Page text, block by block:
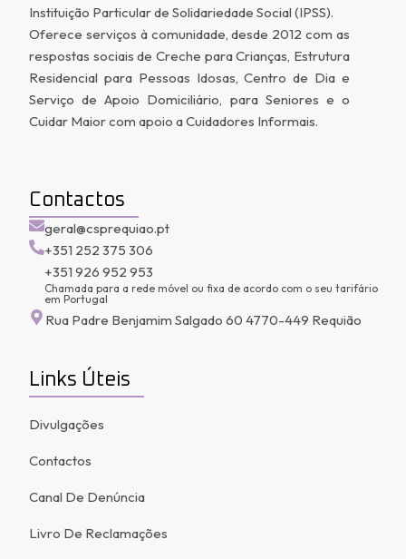
Instituição Particular de Solidariedade Social (IPSS).
Oferece serviços à comunidade, desde 2012 com as
respostas sociais de Creche para Crianças, Estrutura
Residencial para Pessoas Idosas, Centro de Dia e
Serviço de Apoio Domiciliário, para Seniores e o
Cuidar Maior com apoio a Cuidadores Informais.
Contactos
geral@csprequiao.pt
+351 252 375 306
+351 926 952 953
Chamada para a rede móvel ou fixa de acordo com o seu tarifário
em Portugal
Rua Padre Benjamim Salgado 60 4770-449 Requião
Links Úteis
Divulgações
Contactos
Canal De Denúncia
Livro De Reclamações